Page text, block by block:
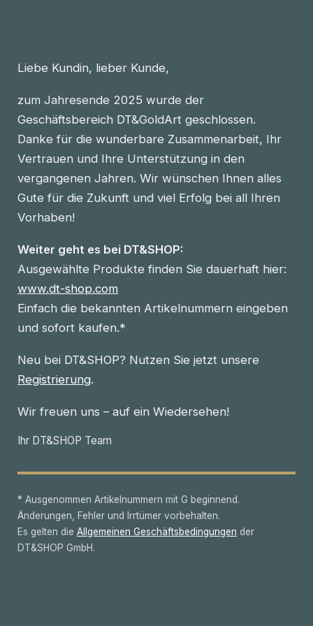
Liebe Kundin, lieber Kunde,
zum Jahresende 2025 wurde der
Geschäftsbereich DT&GoldArt geschlossen.
Danke für die wunderbare Zusammenarbeit, Ihr
Vertrauen und Ihre Unterstützung in den
vergangenen Jahren. Wir wünschen Ihnen alles
Gute für die Zukunft und viel Erfolg bei all Ihren
Vorhaben!
Weiter geht es bei DT&SHOP:
Ausgewählte Produkte finden Sie dauerhaft hier:
www.dt-shop.com
Einfach die bekannten Artikelnummern eingeben
und sofort kaufen.*
Neu bei DT&SHOP? Nutzen Sie jetzt unsere
Registrierung.
Wir freuen uns – auf ein Wiedersehen!
Ihr DT&SHOP Team
* Ausgenommen Artikelnummern mit G beginnend.
Änderungen, Fehler und Irrtümer vorbehalten.
Es gelten die Allgemeinen Geschäftsbedingungen der
DT&SHOP GmbH.